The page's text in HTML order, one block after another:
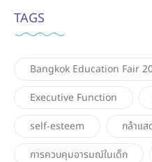
TAGS
Bangkok Education Fair
Executive Function
self-esteem
กล้าแ
การควบคุมอารมณ์ในเด็ก